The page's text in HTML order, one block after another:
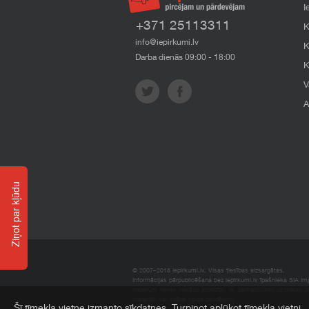
+371 25113311
info@iepirkumi.lv
Darba dienās 09:00 - 18:00
© 2007–2018 Iepirkumi.lv. Visas tiesības aizsargātas.
Informācijas pārpublicēšana bez iepirkumi.lv īpašnieka SIA
Ziņot par kļūdu